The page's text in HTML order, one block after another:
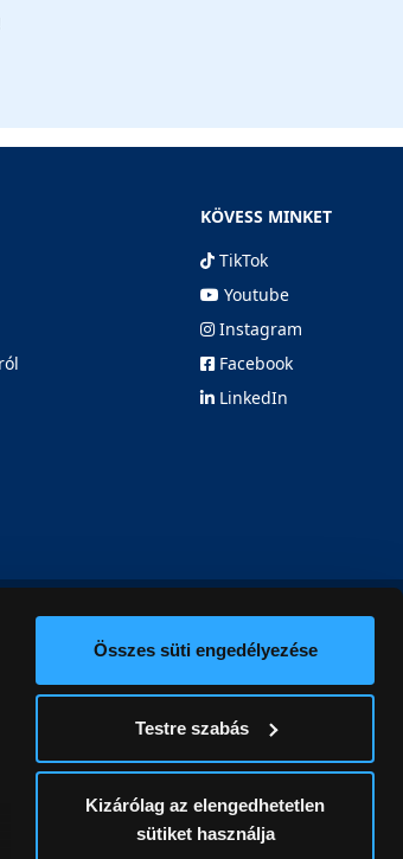
Összes süti engedélyezése
Testre szabás
Kizárólag az elengedhetetlen
sütiket használja
KÖVESS MINKET
TikTok
Youtube
Instagram
Facebook
LinkedIn